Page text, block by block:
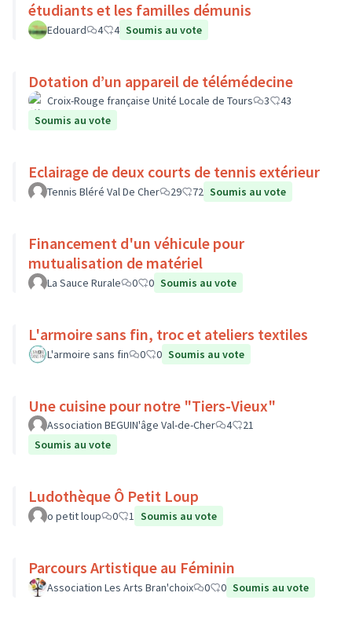
étudiants et les familles démunis
Edouard 4 4 Soumis au vote
Dotation d’un appareil de télémédecine
Croix-Rouge française Unité Locale de Tours 3
43
Soumis au vote
Eclairage de deux courts de tennis extérieur
Tennis Bléré Val De Cher 29 72 Soumis au vote
Financement d'un véhicule pour
mutualisation de matériel
La Sauce Rurale 0 0 Soumis au vote
L'armoire sans fin, troc et ateliers textiles
L'armoire sans fin 0 0 Soumis au vote
Une cuisine pour notre "Tiers-Vieux"
Association BEGUIN'âge Val-de-Cher 4
21
Soumis au vote
Ludothèque Ô Petit Loup
o petit loup 0 1 Soumis au vote
Parcours Artistique au Féminin
Association Les Arts Bran'choix 0 0 Soumis au vote